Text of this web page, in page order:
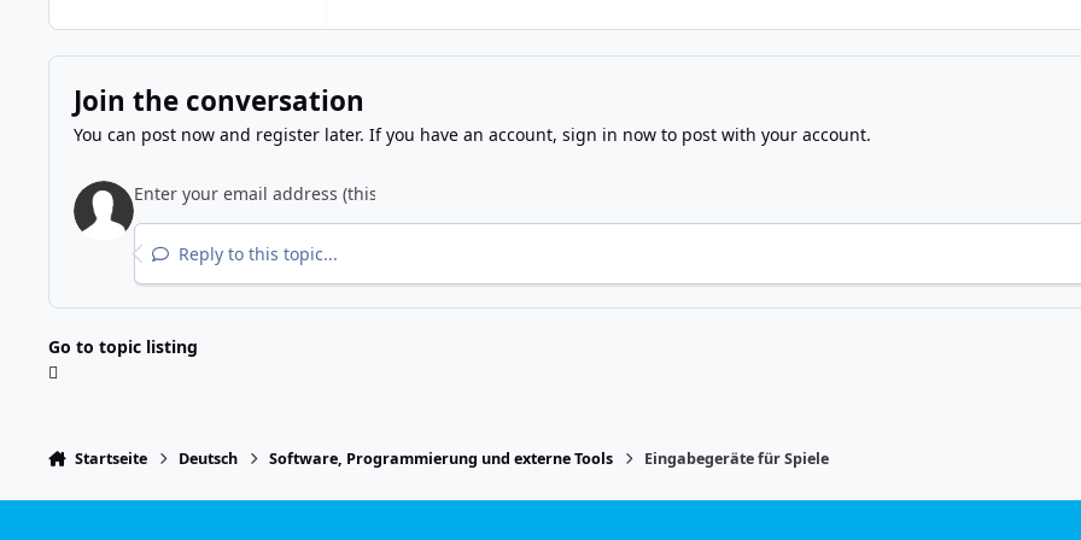
Join the conversation
You can post now and register later. If you have an account, sign in nowto post with your account.
Reply to this topic...
Go to topic listing
Startseite Deutsch Software, Programmierung und externe Tools Eingabegeräte für Spiele